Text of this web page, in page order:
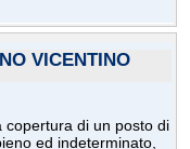
VICENTINO
copertura di un posto di
ed indeterminato,